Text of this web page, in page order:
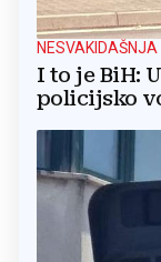
NESVAKIDAŠNJA
I to je BiH:
policijsko